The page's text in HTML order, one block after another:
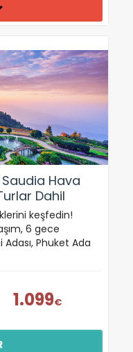
Hava
Dahil
keşfedin!
6 gece
Phuket Ada
1.099€